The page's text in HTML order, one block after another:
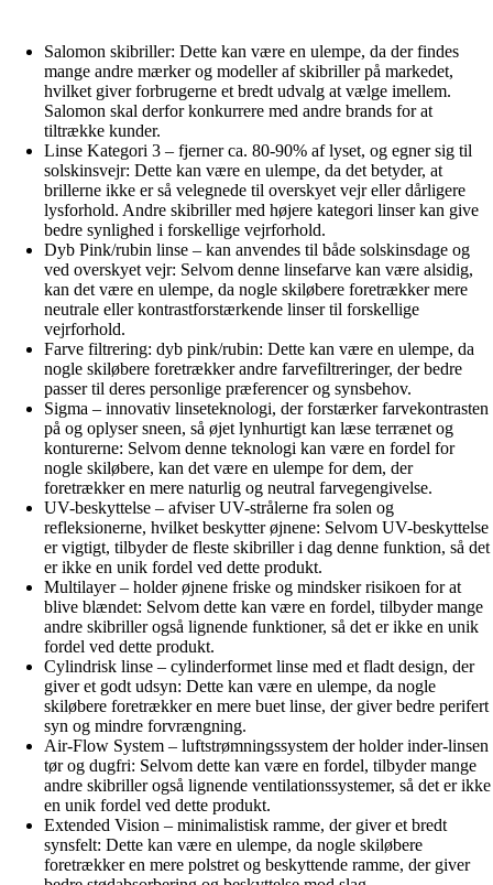
Salomon skibriller: Dette kan være en ulempe, da der findes
mange andre mærker og modeller af skibriller på markedet,
hvilket giver forbrugerne et bredt udvalg at vælge imellem.
Salomon skal derfor konkurrere med andre brands for at
tiltrække kunder.
Linse Kategori 3 – fjerner ca. 80-90% af lyset, og egner sig til
solskinsvejr: Dette kan være en ulempe, da det betyder, at
brillerne ikke er så velegnede til overskyet vejr eller dårligere
lysforhold. Andre skibriller med højere kategori linser kan give
bedre synlighed i forskellige vejrforhold.
Dyb Pink/rubin linse – kan anvendes til både solskinsdage og
ved overskyet vejr: Selvom denne linsefarve kan være alsidig,
kan det være en ulempe, da nogle skiløbere foretrækker mere
neutrale eller kontrastforstærkende linser til forskellige
vejrforhold.
Farve filtrering: dyb pink/rubin: Dette kan være en ulempe, da
nogle skiløbere foretrækker andre farvefiltreringer, der bedre
passer til deres personlige præferencer og synsbehov.
Sigma – innovativ linseteknologi, der forstærker farvekontrasten
på og oplyser sneen, så øjet lynhurtigt kan læse terrænet og
konturerne: Selvom denne teknologi kan være en fordel for
nogle skiløbere, kan det være en ulempe for dem, der
foretrækker en mere naturlig og neutral farvegengivelse.
UV-beskyttelse – afviser UV-strålerne fra solen og
refleksionerne, hvilket beskytter øjnene: Selvom UV-beskyttelse
er vigtigt, tilbyder de fleste skibriller i dag denne funktion, så det
er ikke en unik fordel ved dette produkt.
Multilayer – holder øjnene friske og mindsker risikoen for at
blive blændet: Selvom dette kan være en fordel, tilbyder mange
andre skibriller også lignende funktioner, så det er ikke en unik
fordel ved dette produkt.
Cylindrisk linse – cylinderformet linse med et fladt design, der
giver et godt udsyn: Dette kan være en ulempe, da nogle
skiløbere foretrækker en mere buet linse, der giver bedre perifert
syn og mindre forvrængning.
Air-Flow System – luftstrømningssystem der holder inder-linsen
tør og dugfri: Selvom dette kan være en fordel, tilbyder mange
andre skibriller også lignende ventilationssystemer, så det er ikke
en unik fordel ved dette produkt.
Extended Vision – minimalistisk ramme, der giver et bredt
synsfelt: Dette kan være en ulempe, da nogle skiløbere
foretrækker en mere polstret og beskyttende ramme, der giver